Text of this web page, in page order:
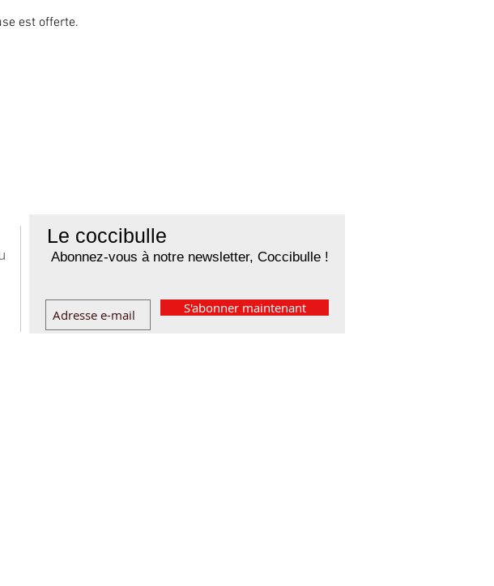
est offerte.
Le coccibulle
Abonnez-vous à notre newsletter, Coccibulle !
S'abonner maintenant